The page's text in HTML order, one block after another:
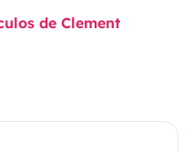
de Clement